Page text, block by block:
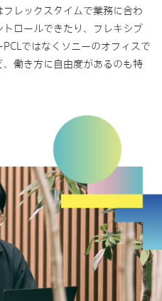
レックスタイムで業務に合わ
ロールできたり、フレキシブ
ではなくソニーのオフィスで
働き方に自由度があるのも特